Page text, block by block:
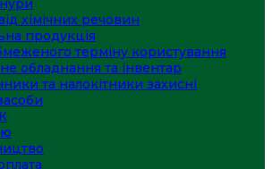
хімічних речовин
продукція
терміну користування
обладнання та інвентар
та налокітники захисні